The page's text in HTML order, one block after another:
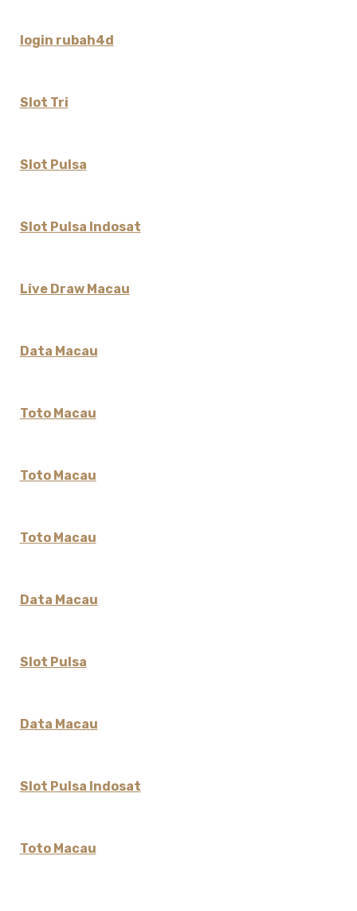
login rubah4d
Slot Tri
Slot Pulsa
Slot Pulsa Indosat
Live Draw Macau
Data Macau
Toto Macau
Toto Macau
Toto Macau
Data Macau
Slot Pulsa
Data Macau
Slot Pulsa Indosat
Toto Macau